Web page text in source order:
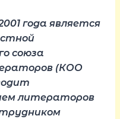
года является
союза
(КОО
литераторов